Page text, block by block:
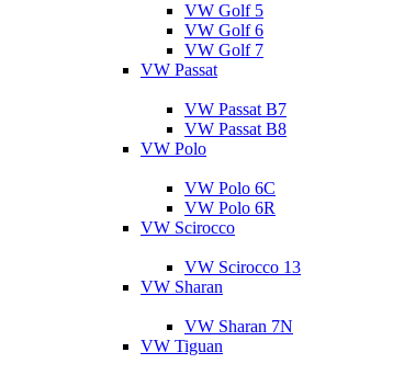
VW Golf 5
VW Golf 6
VW Golf 7
VW Passat
VW Passat B7
VW Passat B8
VW Polo
VW Polo 6C
VW Polo 6R
VW Scirocco
VW Scirocco 13
VW Sharan
VW Sharan 7N
VW Tiguan